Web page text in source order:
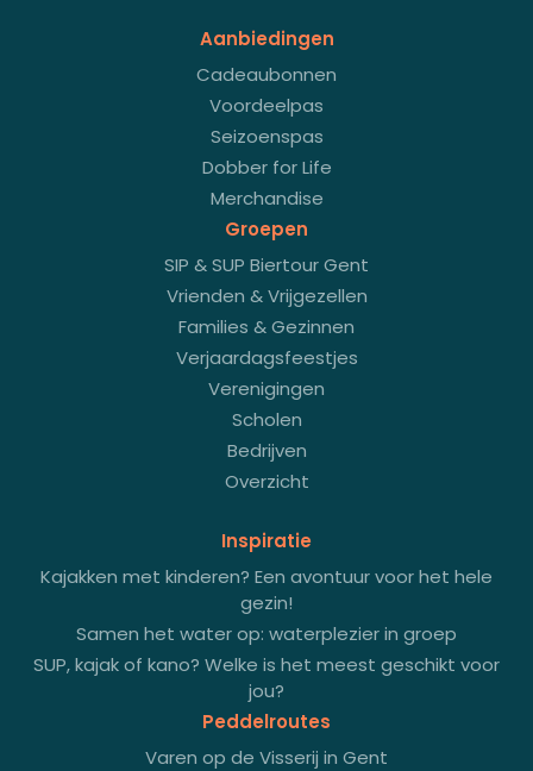
Aanbiedingen
Cadeaubonnen
Voordeelpas
Seizoenspas
Dobber for Life
Merchandise
Groepen
SIP & SUP Biertour Gent
Vrienden & Vrijgezellen
Families & Gezinnen
Verjaardagsfeestjes
Verenigingen
Scholen
Bedrijven
Overzicht
Inspiratie
Kajakken met kinderen? Een avontuur voor het hele
gezin!
Samen het water op: waterplezier in groep
SUP, kajak of kano? Welke is het meest geschikt voor
jou?
Peddelroutes
Varen op de Visserij in Gent